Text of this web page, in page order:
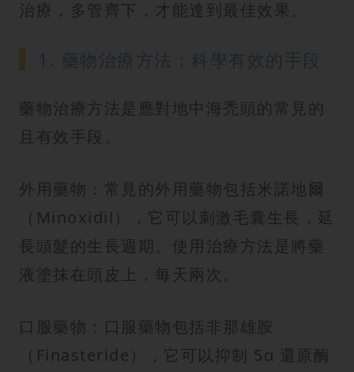
治療，多管齊下，才能達到最佳效果。
藥物治療方法是應對地中海禿頭的常見的
且有效手段。
外用藥物：常見的外用藥物包括米諾地爾
（Minoxidil），它可以刺激毛囊生長，延
長頭髮的生長週期。使用治療方法是將藥
液塗抹在頭皮上，每天兩次。
口服藥物：口服藥物包括非那雄胺
（Finasteride），它可以抑制 5α 還原酶